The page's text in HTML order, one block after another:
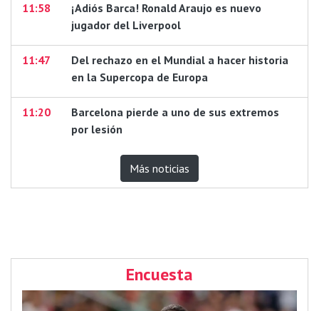
11:58
¡Adiós Barca! Ronald Araujo es nuevo
jugador del Liverpool
11:47
Del rechazo en el Mundial a hacer historia
en la Supercopa de Europa
11:20
Barcelona pierde a uno de sus extremos
por lesión
Más noticias
Encuesta